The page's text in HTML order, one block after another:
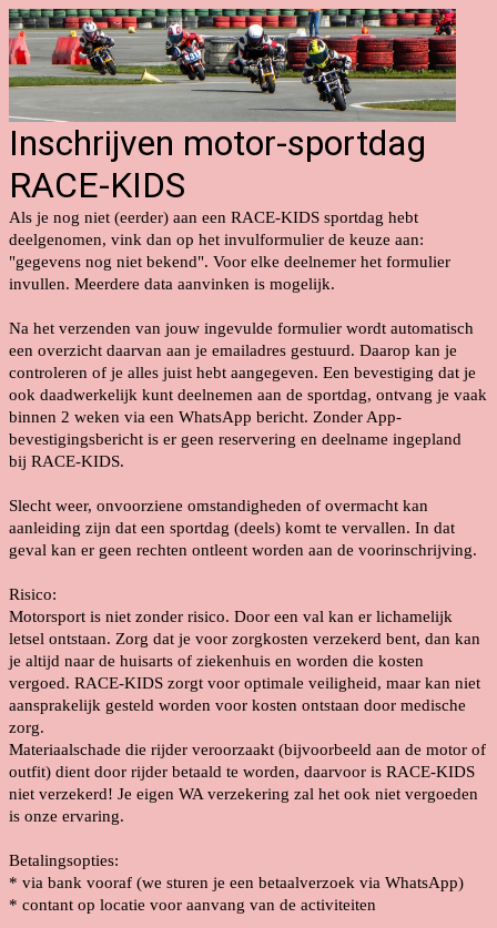
Inschrijven motor-sportdag
RACE-KIDS
Als je nog niet (eerder) aan een RACE-KIDS sportdag hebt
deelgenomen, vink dan op het invulformulier de keuze aan:
"gegevens nog niet bekend". Voor elke deelnemer het formulier
invullen. Meerdere data aanvinken is mogelijk.
Na het verzenden van jouw ingevulde formulier wordt automatisch
een overzicht daarvan aan je emailadres gestuurd. Daarop kan je
controleren of je alles juist hebt aangegeven. Een bevestiging dat je
ook daadwerkelijk kunt deelnemen aan de sportdag, ontvang je vaak
binnen 2 weken via een WhatsApp bericht. Zonder App-
bevestigingsbericht is er geen reservering en deelname ingepland
bij RACE-KIDS.
Slecht weer, onvoorziene omstandigheden of overmacht kan
aanleiding zijn dat een sportdag (deels) komt te vervallen. In dat
geval kan er geen rechten ontleent worden aan de voorinschrijving.
Risico:
Motorsport is niet zonder risico. Door een val kan er lichamelijk
letsel ontstaan. Zorg dat je voor zorgkosten verzekerd bent, dan kan
je altijd naar de huisarts of ziekenhuis en worden die kosten
vergoed. RACE-KIDS zorgt voor optimale veiligheid, maar kan niet
aansprakelijk gesteld worden voor kosten ontstaan door medische
zorg.
Materiaalschade die rijder veroorzaakt (bijvoorbeeld aan de motor of
outfit) dient door rijder betaald te worden, daarvoor is RACE-KIDS
niet verzekerd! Je eigen WA verzekering zal het ook niet vergoeden
is onze ervaring.
Betalingsopties:
* via bank vooraf (we sturen je een betaalverzoek via WhatsApp)
* contant op locatie voor aanvang van de activiteiten